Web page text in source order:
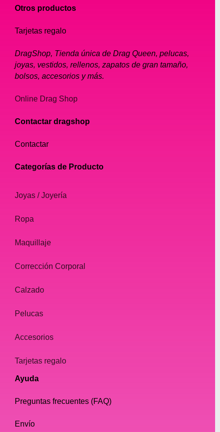
Otros productos
Tarjetas regalo
DragShop, Tienda única de Drag Queen, pelucas,
joyas, vestidos, rellenos, zapatos de gran tamaño,
bolsos, accesorios y más.
Online Drag Shop
Contactar dragshop
Contactar
Categorías de Producto
Joyas / Joyería
Ropa
Maquillaje
Corrección Corporal
Calzado
Pelucas
Accesorios
Tarjetas regalo
Ayuda
Preguntas frecuentes (FAQ)
Envío